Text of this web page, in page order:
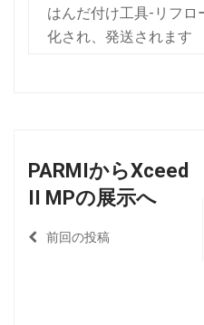
はんだ付け工具-リフロ
化され、発送されます
PARMIからXceed
II MPの展示へ
前回の投稿